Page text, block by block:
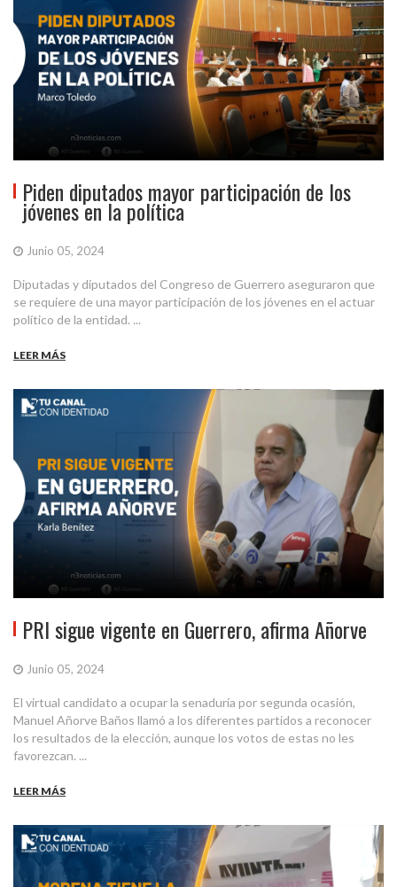
Piden diputados mayor participación de los
jóvenes en la política
Junio 05, 2024
Diputadas y diputados del Congreso de Guerrero aseguraron que
se requiere de una mayor participación de los jóvenes en el actuar
político de la entidad. ...
LEER MÁS
PRI sigue vigente en Guerrero, afirma Añorve
Junio 05, 2024
El virtual candidato a ocupar la senaduría por segunda ocasión,
Manuel Añorve Baños llamó a los diferentes partidos a reconocer
los resultados de la elección, aunque los votos de estas no les
favorezcan. ...
LEER MÁS